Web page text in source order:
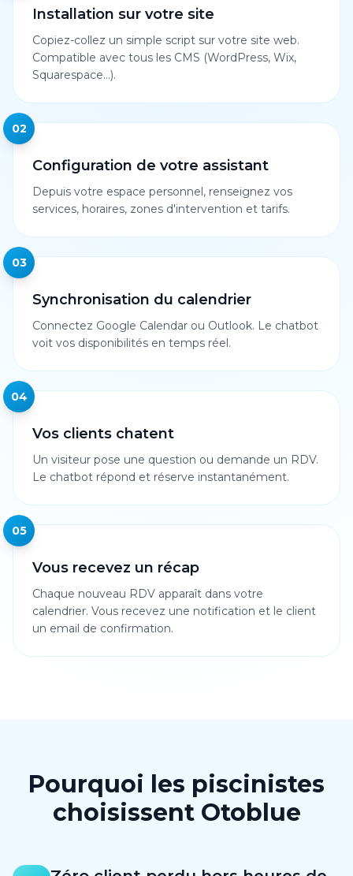
Installation sur votre site
Copiez-collez un simple script sur votre site web.
Compatible avec tous les CMS (WordPress, Wix,
Squarespace...).
02
Configuration de votre assistant
Depuis votre espace personnel, renseignez vos
services, horaires, zones d'intervention et tarifs.
03
Synchronisation du calendrier
Connectez Google Calendar ou Outlook. Le chatbot
voit vos disponibilités en temps réel.
04
Vos clients chatent
Un visiteur pose une question ou demande un RDV.
Le chatbot répond et réserve instantanément.
05
Vous recevez un récap
Chaque nouveau RDV apparaît dans votre
calendrier. Vous recevez une notification et le client
un email de confirmation.
Pourquoi les piscinistes
choisissent Otoblue